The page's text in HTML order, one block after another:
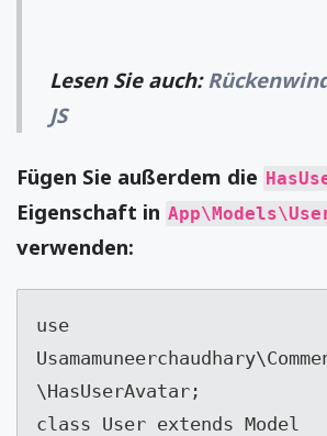
Lesen Sie auch:
JS
Fügen Sie außerdem die
Eigenschaft in
verwenden:
use
\HasUserAvatar;
class User extends Model